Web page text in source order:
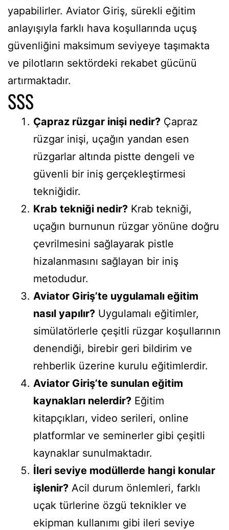
yapabilirler. Aviator Giriş, sürekli eğitim
anlayışıyla farklı hava koşullarında uçuş
güvenliğini maksimum seviyeye taşımakta
ve pilotların sektördeki rekabet gücünü
artırmaktadır.
SSS
Çapraz rüzgar inişi nedir? Çapraz
rüzgar inişi, uçağın yandan esen
rüzgarlar altında pistte dengeli ve
güvenli bir iniş gerçekleştirmesi
tekniğidir.
Krab tekniği nedir? Krab tekniği,
uçağın burnunun rüzgar yönüne doğru
çevrilmesini sağlayarak pistle
hizalanmasını sağlayan bir iniş
metodudur.
Aviator Giriş’te uygulamalı eğitim
nasıl yapılır? Uygulamalı eğitimler,
simülatörlerle çeşitli rüzgar koşullarının
denendiği, birebir geri bildirim ve
rehberlik üzerine kurulu eğitimlerdir.
Aviator Giriş’te sunulan eğitim
kaynakları nelerdir? Eğitim
kitapçıkları, video serileri, online
platformlar ve seminerler gibi çeşitli
kaynaklar sunulmaktadır.
İleri seviye modüllerde hangi konular
işlenir? Acil durum önlemleri, farklı
uçak türlerine özgü teknikler ve
ekipman kullanımı gibi ileri seviye